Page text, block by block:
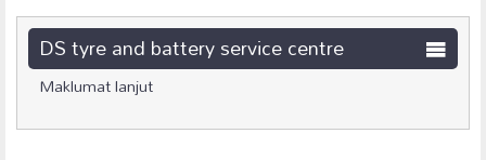
DS tyre and battery service centre
Maklumat lanjut